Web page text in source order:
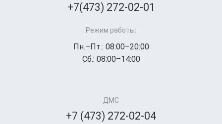
+7(473) 272-02-01
Режим работы:
Пн.–Пт.: 08:00–20:00
Сб.: 08:00–14:00
ДМС
+7 (473) 272-02-04